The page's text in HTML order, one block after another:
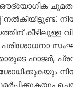
നൽകിയിട്ടുണ്ട്.
കീഴിലുള്ള
ഹാജർ,